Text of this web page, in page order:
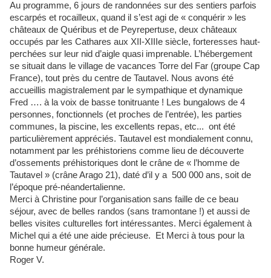
Au programme, 6 jours de randonnées sur des sentiers parfois
escarpés et rocailleux, quand il s’est agi de « conquérir » les
châteaux de Quéribus et de Peyrepertuse, deux châteaux
occupés par les Cathares aux XII-XIIIe siècle, forteresses haut-
perchées sur leur nid d’aigle quasi imprenable. L’hébergement
se situait dans le village de vacances Torre del Far (groupe Cap
France), tout près du centre de Tautavel. Nous avons été
accueillis magistralement par le sympathique et dynamique
Fred …. à la voix de basse tonitruante ! Les bungalows de 4
personnes, fonctionnels (et proches de l’entrée), les parties
communes, la piscine, les excellents repas, etc... ont été
particulièrement appréciés. Tautavel est mondialement connu,
notamment par les préhistoriens comme lieu de découverte
d’ossements préhistoriques dont le crâne de « l’homme de
Tautavel » (crâne Arago 21), daté d’il y a 500 000 ans, soit de
l’époque pré-néandertalienne.
Merci à Christine pour l’organisation sans faille de ce beau
séjour, avec de belles randos (sans tramontane !) et aussi de
belles visites culturelles fort intéressantes. Merci également à
Michel qui a été une aide précieuse. Et Merci à tous pour la
bonne humeur générale.
Roger V.